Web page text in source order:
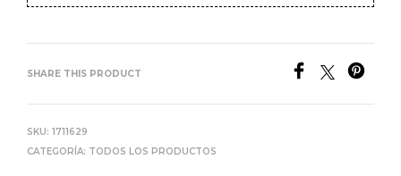
SHARE THIS PRODUCT
SKU: 1711629
CATEGORÍA: TODOS LOS PRODUCTOS